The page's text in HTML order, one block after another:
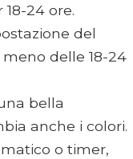
24 ore.
del
delle 18-24
bella
anche i colori.
o timer,